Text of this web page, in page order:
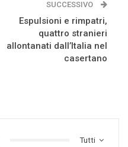
SUCCESSIVO
Espulsioni e rimpatri,
quattro stranieri
allontanati dall’Italia nel
casertano
Tutti